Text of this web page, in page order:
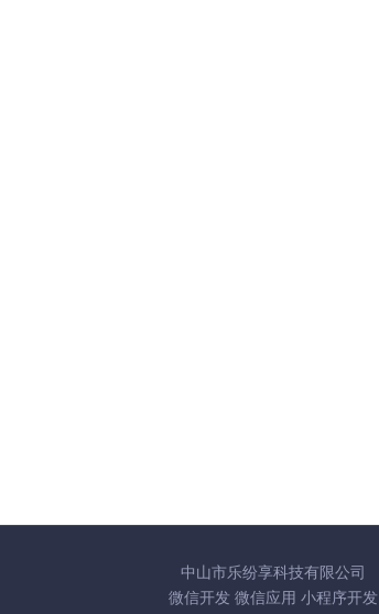
中山市乐纷享科技有限公司
微信开发 微信应用 小程序开发